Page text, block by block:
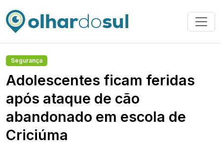
Segurança
Adolescentes ficam feridas
após ataque de cão
abandonado em escola de
Criciúma